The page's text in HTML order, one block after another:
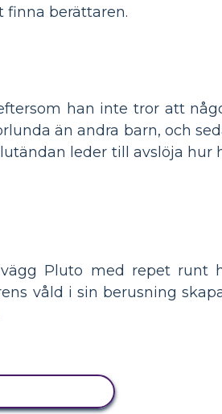
finna berättaren.
han inte tror att
än andra barn, och
leder till avslöja
Pluto med repet runt
våld i sin berusning